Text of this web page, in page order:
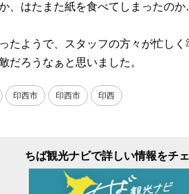
、はたまた紙を食べてしまったの
たようで、スタッフの方々が忙しく
だろうなぁと思いました。
印西市 印西市 印西
ちば観光ナビで詳しい情報をチ